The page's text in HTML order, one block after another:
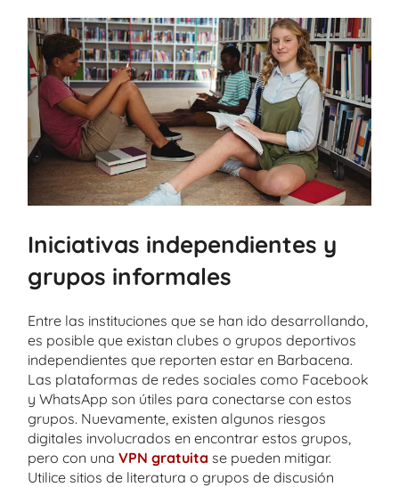
Iniciativas independientes y
grupos informales
Entre las instituciones que se han ido desarrollando,
es posible que existan clubes o grupos deportivos
independientes que reporten estar en Barbacena.
Las plataformas de redes sociales como Facebook
y WhatsApp son útiles para conectarse con estos
grupos. Nuevamente, existen algunos riesgos
digitales involucrados en encontrar estos grupos,
pero con una VPN gratuita se pueden mitigar.
Utilice sitios de literatura o grupos de discusión